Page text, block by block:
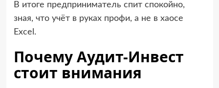
В итоге предприниматель спит спокойно,
зная, что учёт в руках профи, а не в хаосе
Excel.
Почему Аудит-Инвест
стоит внимания